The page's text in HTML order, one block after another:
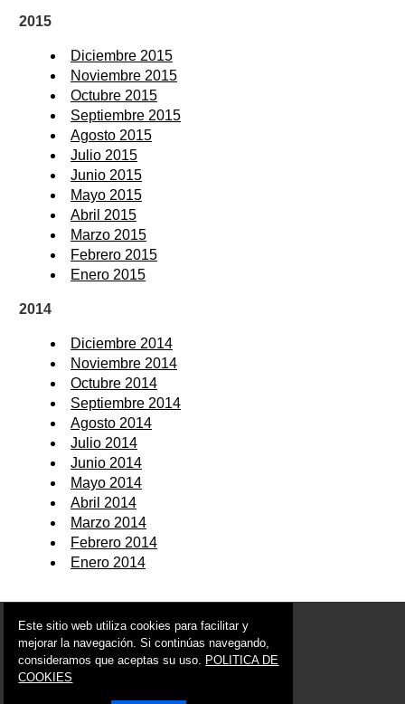
2015
Diciembre 2015
Noviembre 2015
Octubre 2015
Septiembre 2015
Agosto 2015
Julio 2015
Junio 2015
Mayo 2015
Abril 2015
Marzo 2015
Febrero 2015
Enero 2015
2014
Diciembre 2014
Noviembre 2014
Octubre 2014
Septiembre 2014
Agosto 2014
Julio 2014
Junio 2014
Mayo 2014
Abril 2014
Marzo 2014
Febrero 2014
Enero 2014
© 2006 - 2026 Portal de Moratalla Noticias
info@portaldemoratalla.es
Síguenos en:
Este sitio web utiliza cookies para facilitar y
mejorar la navegación. Si continúas navegando,
consideramos que aceptas su uso. POLITICA DE
COOKIES